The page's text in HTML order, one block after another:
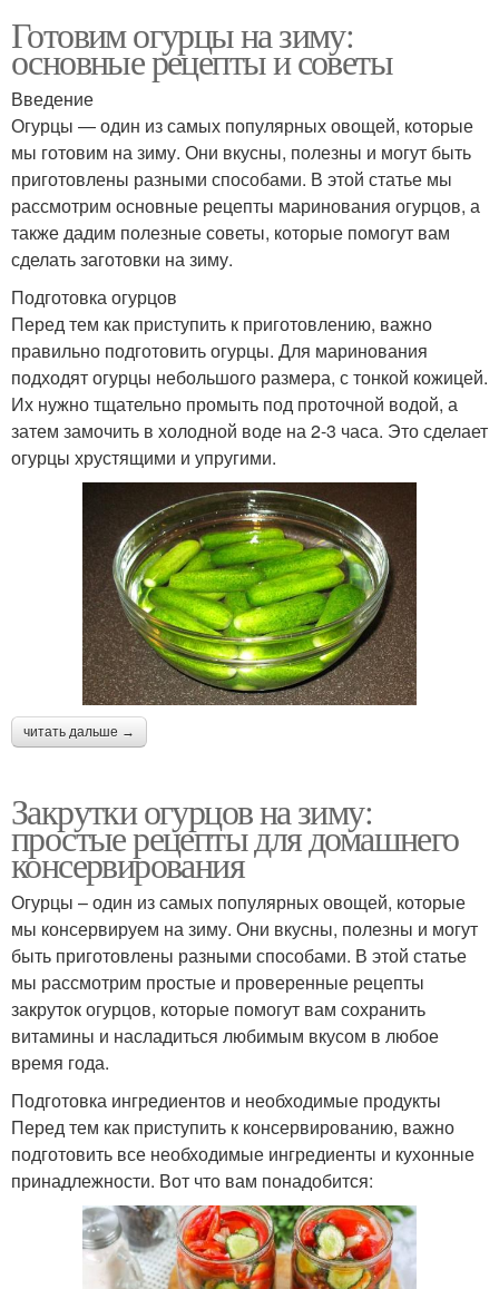
Готовим огурцы на зиму:
основные рецепты и советы
Введение
Огурцы — один из самых популярных овощей, которые
мы готовим на зиму. Они вкусны, полезны и могут быть
приготовлены разными способами. В этой статье мы
рассмотрим основные рецепты маринования огурцов, а
также дадим полезные советы, которые помогут вам
сделать заготовки на зиму.
Подготовка огурцов
Перед тем как приступить к приготовлению, важно
правильно подготовить огурцы. Для маринования
подходят огурцы небольшого размера, с тонкой кожицей.
Их нужно тщательно промыть под проточной водой, а
затем замочить в холодной воде на 2-3 часа. Это сделает
огурцы хрустящими и упругими.
читать дальше →
Закрутки огурцов на зиму:
простые рецепты для домашнего
консервирования
Огурцы – один из самых популярных овощей, которые
мы консервируем на зиму. Они вкусны, полезны и могут
быть приготовлены разными способами. В этой статье
мы рассмотрим простые и проверенные рецепты
закруток огурцов, которые помогут вам сохранить
витамины и насладиться любимым вкусом в любое
время года.
Подготовка ингредиентов и необходимые продукты
Перед тем как приступить к консервированию, важно
подготовить все необходимые ингредиенты и кухонные
принадлежности. Вот что вам понадобится: